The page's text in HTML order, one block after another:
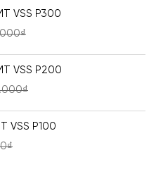
VSS P300
₫
VSS P200
₫
VSS P100
₫